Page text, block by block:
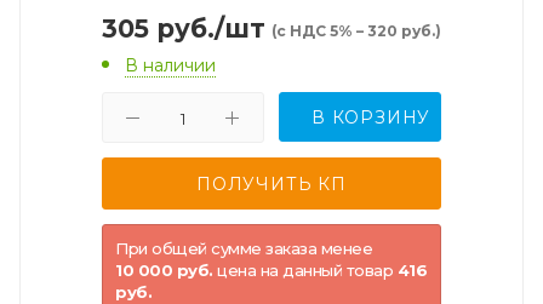
305 руб./шт (с НДС 5% – 320 руб.)
В наличии
В КОРЗИНУ
При общей сумме заказа менее
10 000 руб. цена на данный товар 416
руб.